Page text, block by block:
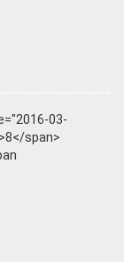
03-
span>